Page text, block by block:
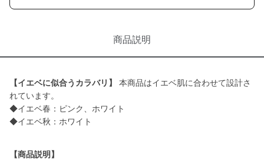
商品説明
【イエベに似合うカラバリ】
本商品はイエベ肌に合わせて設計さ
れています。
◆イエベ春：ピンク、ホワイト
◆イエベ秋：ホワイト
【商品説明】